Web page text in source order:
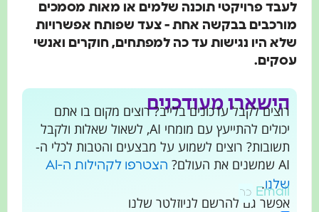
לעבד פרויקטי תוכנה שלמים או מאות מסמכים
מורכבים בבקשה אחת - צעד שפותח אפשרויות
שלא היו נגישות עד כה למפתחים, חוקרים ואנשי
עסקים.
הישארו מעודכנים
רוצים לקבל עדכונים בלייב? רוצים מקום בו אתם
יכולים להתייעץ עם מומחי AI, לשאול שאלות ולקבל
תשובות? רוצים לשמוע על מבצעים והטבות לכלי ה-
AI שמשנים את העולם?
הצטרפו לקהילות ה-AI
שלנו.
אפשר גם להרשם לניוזלטר שלנו
Email